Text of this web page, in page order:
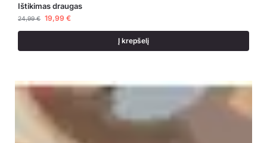
Ištikimas draugas
24,99€ 19,99 €
Į krepšelį